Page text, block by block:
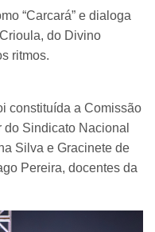
“Carcará” e dialoga
do Divino
ritmos.
constituída a Comissão
Sindicato Nacional
Silva e Gracinete de
Pereira, docentes da